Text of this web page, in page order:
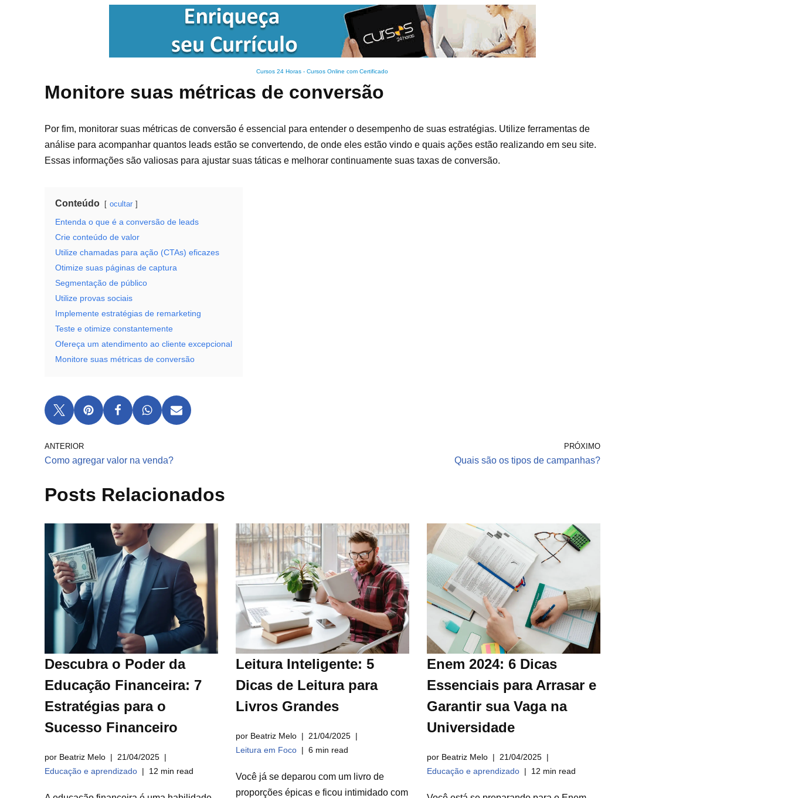
Cursos 24 Horas - Cursos Online com Certificado
Monitore suas métricas de conversão
Por fim, monitorar suas métricas de conversão é essencial para entender o desempenho de suas estratégias. Utilize ferramentas de
análise para acompanhar quantos leads estão se convertendo, de onde eles estão vindo e quais ações estão realizando em seu site.
Essas informações são valiosas para ajustar suas táticas e melhorar continuamente suas taxas de conversão.
Conteúdo ocultar
Entenda o que é a conversão de leads
Crie conteúdo de valor
Utilize chamadas para ação (CTAs) eficazes
Otimize suas páginas de captura
Segmentação de público
Utilize provas sociais
Implemente estratégias de remarketing
Teste e otimize constantemente
Ofereça um atendimento ao cliente excepcional
Monitore suas métricas de conversão
ANTERIOR
Como agregar valor na venda?
PRÓXIMO
Quais são os tipos de campanhas?
Posts Relacionados
Descubra o Poder da
Educação Financeira: 7
Estratégias para o
Sucesso Financeiro
por Beatriz Melo
21/04/2025
Educação e aprendizado
12 min read
Leitura Inteligente: 5
Dicas de Leitura para
Livros Grandes
por Beatriz Melo
21/04/2025
Leitura em Foco
6 min read
Você já se deparou com um livro de
proporções épicas e ficou intimidado com
Enem 2024: 6 Dicas
Essenciais para Arrasar e
Garantir sua Vaga na
Universidade
por Beatriz Melo
21/04/2025
Educação e aprendizado
12 min read